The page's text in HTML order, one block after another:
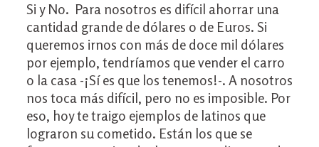
Si y No. Para nosotros es difícil ahorrar una
cantidad grande de dólares o de Euros. Si
queremos irnos con más de doce mil dólares
por ejemplo, tendríamos que vender el carro
o la casa -¡Sí es que los tenemos!-. A nosotros
nos toca más difícil, pero no es imposible. Por
eso, hoy te traigo ejemplos de latinos que
lograron su cometido. Están los que se